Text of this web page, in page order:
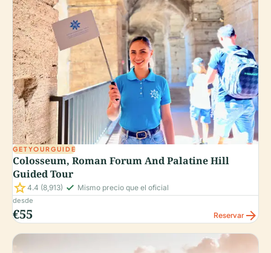
GETYOURGUIDE
Colosseum, Roman Forum And Palatine Hill
Guided Tour
star4.4 (8,913) check_small Mismo precio que el oficial
desde
€55 Reservararrow_forward